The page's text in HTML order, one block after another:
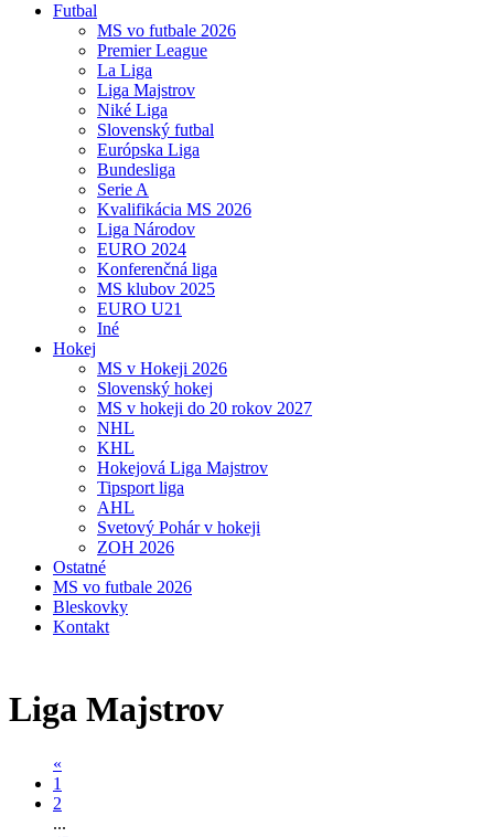
Futbal
MS vo futbale 2026
Premier League
La Liga
Liga Majstrov
Niké Liga
Slovenský futbal
Európska Liga
Bundesliga
Serie A
Kvalifikácia MS 2026
Liga Národov
EURO 2024
Konferenčná liga
MS klubov 2025
EURO U21
Iné
Hokej
MS v Hokeji 2026
Slovenský hokej
MS v hokeji do 20 rokov 2027
NHL
KHL
Hokejová Liga Majstrov
Tipsport liga
AHL
Svetový Pohár v hokeji
ZOH 2026
Ostatné
MS vo futbale 2026
Bleskovky
Kontakt
Liga Majstrov
«
1
2
...